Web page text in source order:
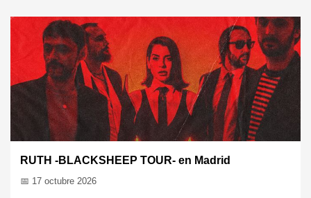
Ramoncín en Madrid
📅 22 oct 2026